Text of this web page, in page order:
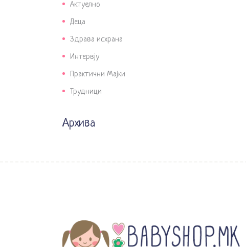
Актуелно
Деца
Здрава исхрана
Интервју
Практични Мајки
Трудници
Архива